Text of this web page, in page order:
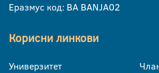
Еразмус код: BA BANJA02
Корисни линкови
Универзитет